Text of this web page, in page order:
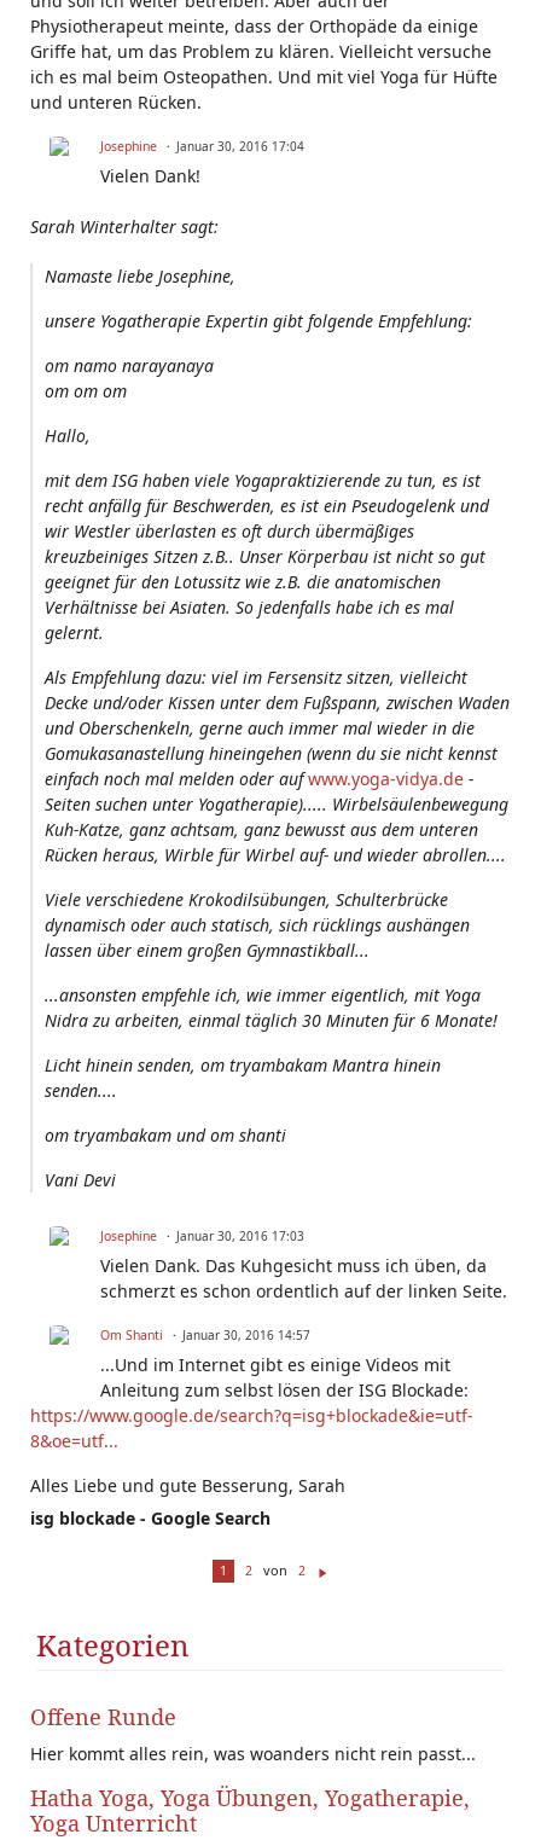
Physiotherapeut meinte, dass der Orthopäde da einige
Griffe hat, um das Problem zu klären. Vielleicht versuche
ich es mal beim Osteopathen. Und mit viel Yoga für Hüfte
und unteren Rücken.
Josephine Januar 30, 2016 17:04
Vielen Dank!
Sarah Winterhalter sagt:
Namaste liebe Josephine,
unsere Yogatherapie Expertin gibt folgende Empfehlung:
om namo narayanaya
om om om
Hallo,
mit dem ISG haben viele Yogapraktizierende zu tun, es ist
recht anfällg für Beschwerden, es ist ein Pseudogelenk und
wir Westler überlasten es oft durch übermäßiges
kreuzbeiniges Sitzen z.B.. Unser Körperbau ist nicht so gut
geeignet für den Lotussitz wie z.B. die anatomischen
Verhältnisse bei Asiaten. So jedenfalls habe ich es mal
gelernt.
Als Empfehlung dazu: viel im Fersensitz sitzen, vielleicht
Decke und/oder Kissen unter dem Fußspann, zwischen Waden
und Oberschenkeln, gerne auch immer mal wieder in die
Gomukasanastellung hineingehen (wenn du sie nicht kennst
einfach noch mal melden oder aufwww.yoga-vidya.de -
Seiten suchen unter Yogatherapie)..... Wirbelsäulenbewegung
Kuh-Katze, ganz achtsam, ganz bewusst aus dem unteren
Rücken heraus, Wirble für Wirbel auf- und wieder abrollen....
Viele verschiedene Krokodilsübungen, Schulterbrücke
dynamisch oder auch statisch, sich rücklings aushängen
lassen über einem großen Gymnastikball...
...ansonsten empfehle ich, wie immer eigentlich, mit Yoga
Nidra zu arbeiten, einmal täglich 30 Minuten für 6 Monate!
Licht hinein senden, om tryambakam Mantra hinein
senden....
om tryambakam und om shanti
Vani Devi
Josephine Januar 30, 2016 17:03
Vielen Dank. Das Kuhgesicht muss ich üben, da
schmerzt es schon ordentlich auf der linken Seite.
Om Shanti Januar 30, 2016 14:57
...Und im Internet gibt es einige Videos mit
Anleitung zum selbst lösen der ISG Blockade:
https://www.google.de/search?q=isg+blockade&ie=utf-
8&oe=utf...
Alles Liebe und gute Besserung, Sarah
isg blockade - Google Search
1 2 von 2
Kategorien
Offene Runde
Hier kommt alles rein, was woanders nicht rein passt...
Hatha Yoga, Yoga Übungen, Yogatherapie,
Yoga Unterricht